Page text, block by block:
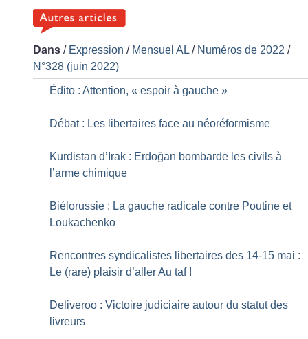
Dans / Expression / Mensuel AL/ Numéros de 2022 /
N°328 (juin 2022)
Édito : Attention, « espoir à gauche »
Débat : Les libertaires face au néoréformisme
Kurdistan d’Irak : Erdoğan bombarde les civils à
l’arme chimique
Biélorussie : La gauche radicale contre Poutine et
Loukachenko
Rencontres syndicalistes libertaires des 14-15 mai :
Le (rare) plaisir d’aller Au taf !
Deliveroo : Victoire judiciaire autour du statut des
livreurs